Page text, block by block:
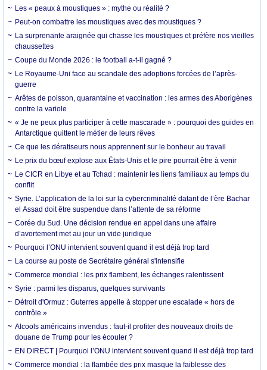
Les « peaux à moustiques » : mythe ou réalité ?
Peut-on combattre les moustiques avec des moustiques ?
La surprenante araignée qui chasse les moustiques et préfère nos vieilles
chaussettes
Coupe du Monde 2026 : le football a-t-il gagné ?
Le Royaume-Uni face au scandale des adoptions forcées de l’après-
guerre
Arêtes de poisson, quarantaine et vaccination : les armes des Aborigènes
contre la variole
« Je ne peux plus participer à cette mascarade » : pourquoi des guides en
Antarctique quittent le métier de leurs rêves
Ce que les dératiseurs nous apprennent sur le bonheur au travail
Le prix du bœuf explose aux États-Unis et le pire pourrait être à venir
Le CICR en Libye et au Tchad : maintenir les liens familiaux au temps du
conflit
Syrie. L’application de la loi sur la cybercriminalité datant de l’ère Bachar
el Assad doit être suspendue dans l’attente de sa réforme
Corée du Sud. Une décision rendue en appel dans une affaire
d’avortement met au jour un vide juridique
Pourquoi l’ONU intervient souvent quand il est déjà trop tard
La course au poste de Secrétaire général s'intensifie
Commerce mondial : les prix flambent, les échanges ralentissent
Syrie : parmi les disparus, quelques survivants
Détroit d'Ormuz : Guterres appelle à stopper une escalade « hors de
contrôle »
Alcools américains invendus : faut-il profiter des nouveaux droits de
douane de Trump pour les écouler ?
EN DIRECT | Pourquoi l’ONU intervient souvent quand il est déjà trop tard
Commerce mondial : la flambée des prix masque la faiblesse des